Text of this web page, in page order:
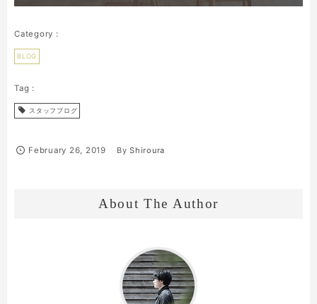
BLOG
スタッフブログ
February 26, 2019 ByShiroura
About The Author